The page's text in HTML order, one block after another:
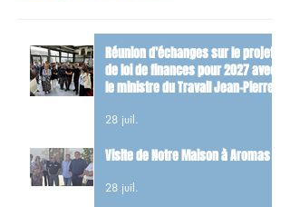
Réunion d’échanges sur le projet
de loi de finances pour 2027 avec
le ministre du Travail Jean-Pierre
28 juil.
Visite de Notre Maison à Aromas
28 juil.